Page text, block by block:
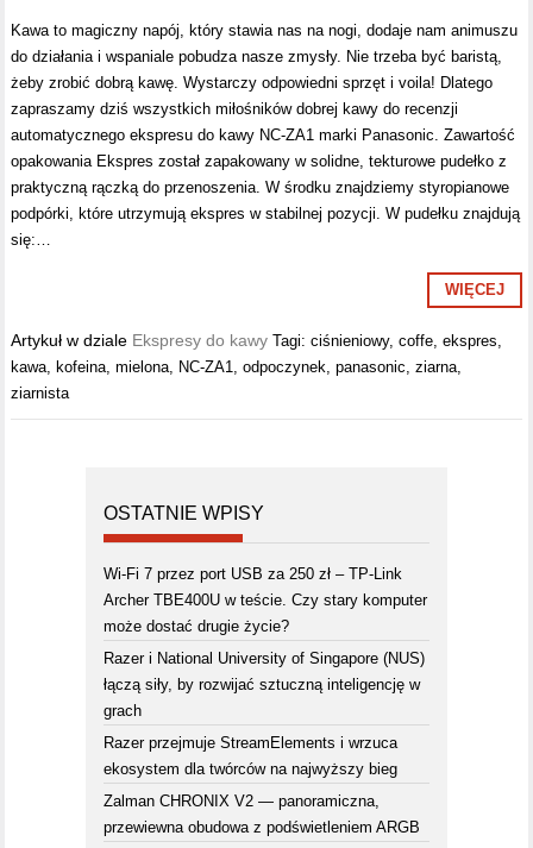
Kawa to magiczny napój, który stawia nas na nogi, dodaje nam animuszu
do działania i wspaniale pobudza nasze zmysły. Nie trzeba być baristą,
żeby zrobić dobrą kawę. Wystarczy odpowiedni sprzęt i voila! Dlatego
zapraszamy dziś wszystkich miłośników dobrej kawy do recenzji
automatycznego ekspresu do kawy NC-ZA1 marki Panasonic. Zawartość
opakowania Ekspres został zapakowany w solidne, tekturowe pudełko z
praktyczną rączką do przenoszenia. W środku znajdziemy styropianowe
podpórki, które utrzymują ekspres w stabilnej pozycji. W pudełku znajdują
się:…
WIĘCEJ
Artykuł w dziale Ekspresy do kawy Tagi:ciśnieniowy,coffe,ekspres,
kawa, kofeina,mielona, NC-ZA1,odpoczynek,panasonic,ziarna,
ziarnista
OSTATNIE WPISY
Wi-Fi 7 przez port USB za 250 zł – TP-Link
Archer TBE400U w teście. Czy stary komputer
może dostać drugie życie?
Razer i National University of Singapore (NUS)
łączą siły, by rozwijać sztuczną inteligencję w
grach
Razer przejmuje StreamElements i wrzuca
ekosystem dla twórców na najwyższy bieg
Zalman CHRONIX V2 — panoramiczna,
przewiewna obudowa z podświetleniem ARGB